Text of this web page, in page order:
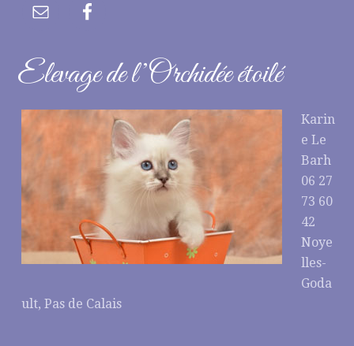
Elevage de l’Orchidée étoilé
Karin
e Le
Barh
06 27
73 60
42
Noye
lles-
Goda
ult, Pas de Calais